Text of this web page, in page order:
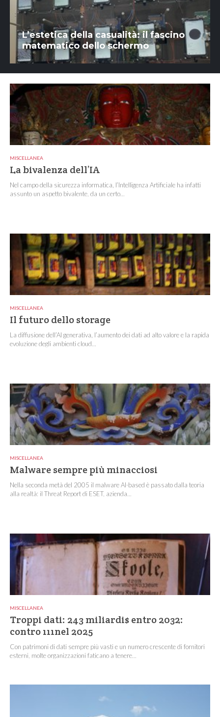
L’estetica della casualità: il fascino
matematico dello schermo
MISCELLANEA
La bivalenza dell’IA
Nel campo della sicurezza informatica, l’Intelligenza Artificiale ha infatti
assunto un aspetto bivalente, da un certo...
MISCELLANEA
Il futuro dello storage
La diffusione dell’AI generativa, l’aumento dei dati ad alto valore e la rapida
evoluzione degli ambienti cloud...
MISCELLANEA
Malware sempre più minacciosi
Nella seconda metà del 2005 il malware AI-based è passato dalla teoria
alla realtà: il Threat Report di ESET, azienda...
MISCELLANEA
Troppi dati: 243 miliardi$ entro 2032:
contro 111nel 2025
Con patrimoni di dati sempre più vasti e un numero crescente di fornitori
esterni, molte organizzazioni faticano a tenere...